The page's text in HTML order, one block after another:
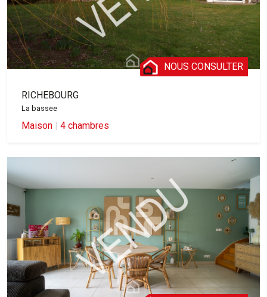
NOUS CONSULTER
RICHEBOURG
La bassee
Maison | 4 chambres